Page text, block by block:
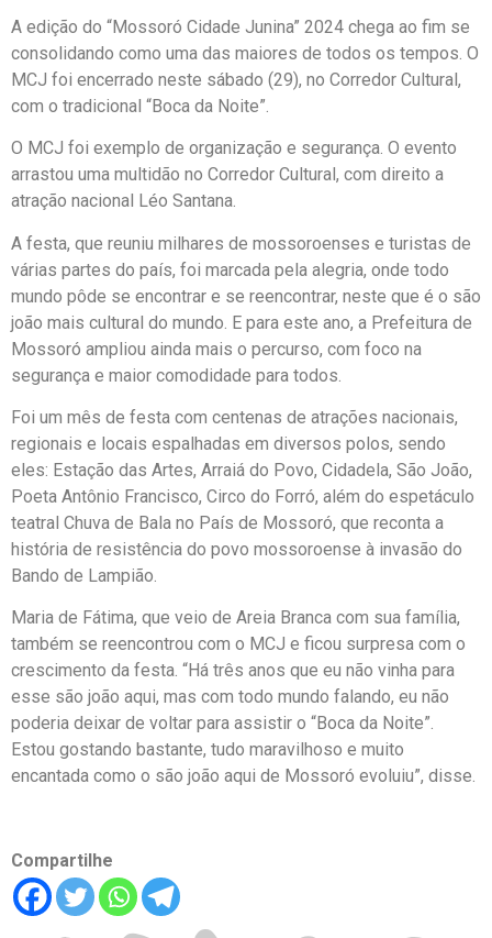
A edição do “Mossoró Cidade Junina” 2024 chega ao fim se
consolidando como uma das maiores de todos os tempos. O
MCJ foi encerrado neste sábado (29), no Corredor Cultural,
com o tradicional “Boca da Noite”.
O MCJ foi exemplo de organização e segurança. O evento
arrastou uma multidão no Corredor Cultural, com direito a
atração nacional Léo Santana.
A festa, que reuniu milhares de mossoroenses e turistas de
várias partes do país, foi marcada pela alegria, onde todo
mundo pôde se encontrar e se reencontrar, neste que é o são
joão mais cultural do mundo. E para este ano, a Prefeitura de
Mossoró ampliou ainda mais o percurso, com foco na
segurança e maior comodidade para todos.
Foi um mês de festa com centenas de atrações nacionais,
regionais e locais espalhadas em diversos polos, sendo
eles: Estação das Artes, Arraiá do Povo, Cidadela, São João,
Poeta Antônio Francisco, Circo do Forró, além do espetáculo
teatral Chuva de Bala no País de Mossoró, que reconta a
história de resistência do povo mossoroense à invasão do
Bando de Lampião.
Maria de Fátima, que veio de Areia Branca com sua família,
também se reencontrou com o MCJ e ficou surpresa com o
crescimento da festa. “Há três anos que eu não vinha para
esse são joão aqui, mas com todo mundo falando, eu não
poderia deixar de voltar para assistir o “Boca da Noite”.
Estou gostando bastante, tudo maravilhoso e muito
encantada como o são joão aqui de Mossoró evoluiu”, disse.
Compartilhe